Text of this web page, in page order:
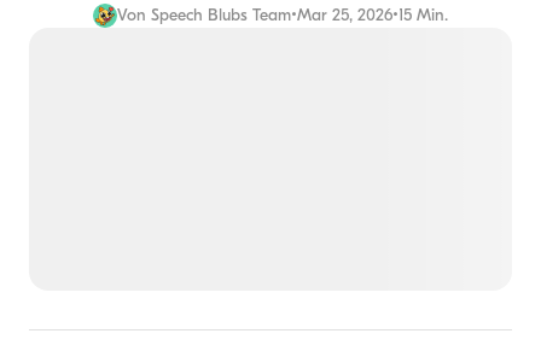
Von Speech Blubs Team•Mar 25, 2026•15 Min.